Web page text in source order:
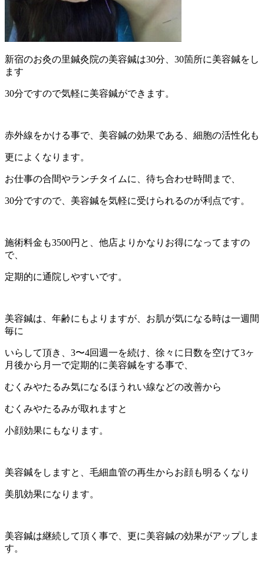
新宿のお灸の里鍼灸院の美容鍼は30分、30箇所に美容鍼をし
ます
30分ですので気軽に美容鍼ができます。
赤外線をかける事で、美容鍼の効果である、細胞の活性化も
更によくなります。
お仕事の合間やランチタイムに、待ち合わせ時間まで、
30分ですので、美容鍼を気軽に受けられるのが利点です。
施術料金も3500円と、他店よりかなりお得になってますの
で、
定期的に通院しやすいです。
美容鍼は、年齢にもよりますが、お肌が気になる時は一週間
毎に
いらして頂き、3〜4回週一を続け、徐々に日数を空けて3ヶ
月後から月一で定期的に美容鍼をする事で、
むくみやたるみ気になるほうれい線などの改善から
むくみやたるみが取れますと
小顔効果にもなります。
美容鍼をしますと、毛細血管の再生からお顔も明るくなり
美肌効果になります。
美容鍼は継続して頂く事で、更に美容鍼の効果がアップしま
す。